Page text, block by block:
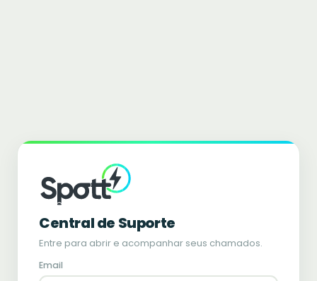
Central de Suporte
Entre para abrir e acompanhar seus chamados.
Email